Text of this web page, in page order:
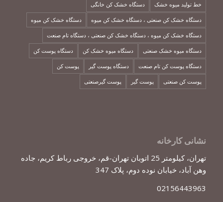
خط تولید میوه خشک دستگاه خشک کن خانگی
دستگاه خشک کن صنعتی ، دستگاه خشک کن میوه دستگاه خشک کن میوه
دستگاه خشک کن میوه ، دستگاه خشک کن صنعتی ، دستگاه تام صنعت
دستگاه میوه خشک صنعتی دستگاه میوه خشک کن دستگاه پوست کن
دستگاه پوست کن تام صنعت دستگاه پوست گیر پوست کن
پوست کن صنعتی پوست گیر پوست گیرصنعتی
نشانی کارخانه
تهران، کیلومتر 25 اتوبان تهران-قم، خروجی رباط کریم، جاده
وهن آباد، خیابان نوده دوم، پلاک 347
02156443963